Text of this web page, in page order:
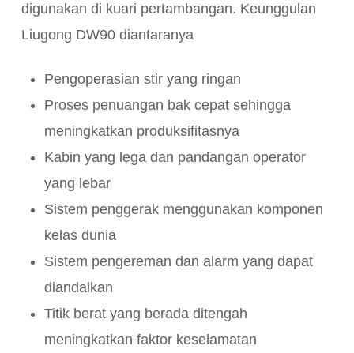
digunakan di kuari pertambangan. Keunggulan
Liugong DW90 diantaranya
Pengoperasian stir yang ringan
Proses penuangan bak cepat sehingga
meningkatkan produksifitasnya
Kabin yang lega dan pandangan operator
yang lebar
Sistem penggerak menggunakan komponen
kelas dunia
Sistem pengereman dan alarm yang dapat
diandalkan
Titik berat yang berada ditengah
meningkatkan faktor keselamatan